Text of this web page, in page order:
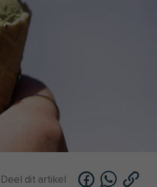
Deel dit artikel